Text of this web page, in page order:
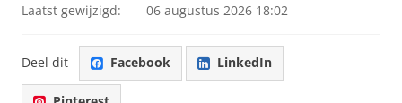
Laatst gewijzigd: 06 augustus 2026 18:02
Deel dit Facebook LinkedIn